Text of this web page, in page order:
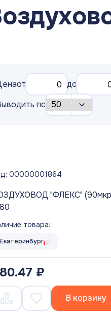
от до
по
00000001864
"ФЛЕКС" (90мкр) 3
м 80
товара:
Екатеринбург
₽
В корзину